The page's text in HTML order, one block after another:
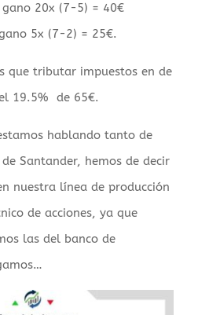
20x (7-5) = 40€
5x (7-2) = 25€.
que tributar impuestos en de
19.5% de 65€.
hablando tanto de
Santander, hemos de decir
nuestra línea de producción
de acciones, ya que
las del banco de